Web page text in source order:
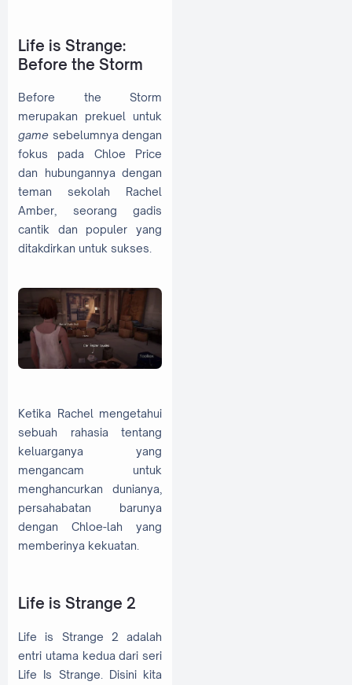
Life is Strange:
Before the Storm
Before the Storm
merupakan prekuel untuk
game sebelumnya dengan
fokus pada Chloe Price
dan hubungannya dengan
teman sekolah Rachel
Amber, seorang gadis
cantik dan populer yang
ditakdirkan untuk sukses.
Ketika Rachel mengetahui
sebuah rahasia tentang
keluarganya yang
mengancam untuk
menghancurkan dunianya,
persahabatan barunya
dengan Chloe-lah yang
memberinya kekuatan.
Life is Strange 2
Life is Strange 2 adalah
entri utama kedua dari seri
Life Is Strange. Disini kita